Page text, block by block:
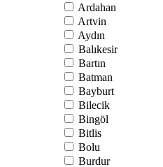
Ardahan
Artvin
Aydın
Balıkesir
Bartın
Batman
Bayburt
Bilecik
Bingöl
Bitlis
Bolu
Burdur